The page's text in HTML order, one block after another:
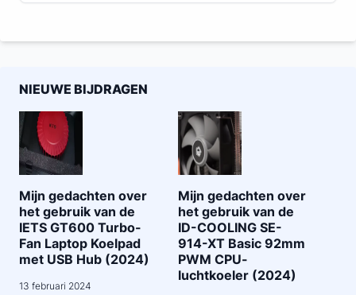
NIEUWE BIJDRAGEN
Mijn gedachten over
het gebruik van de
IETS GT600 Turbo-
Fan Laptop Koelpad
met USB Hub (2024)
13 februari 2024
Mijn gedachten over
het gebruik van de
ID-COOLING SE-
914-XT Basic 92mm
PWM CPU-
luchtkoeler (2024)